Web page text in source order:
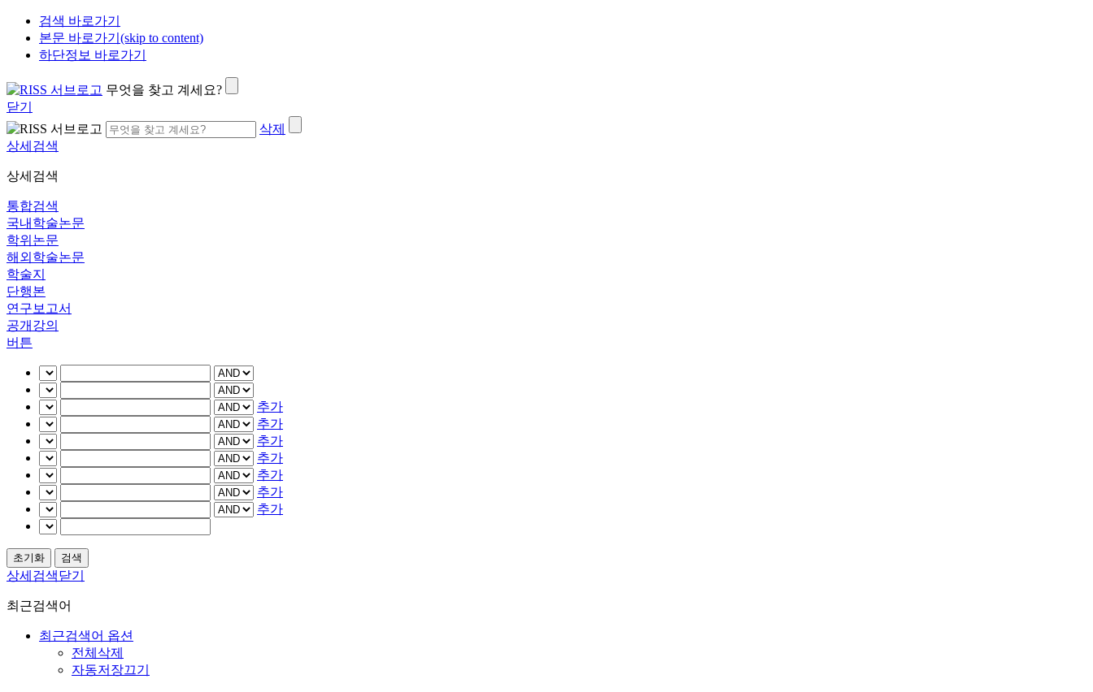
검색 바로가기
본문 바로가기(skip to content)
하단정보 바로가기
무엇을 찾고 계세요?
닫기
삭제
상세검색
상세검색
통합검색
국내학술논문
학위논문
해외학술논문
학술지
단행본
연구보고서
공개강의
버튼
추가
추가
추가
추가
추가
추가
추가
상세검색닫기
최근검색어
최근검색어 옵션
전체삭제
자동저장끄기